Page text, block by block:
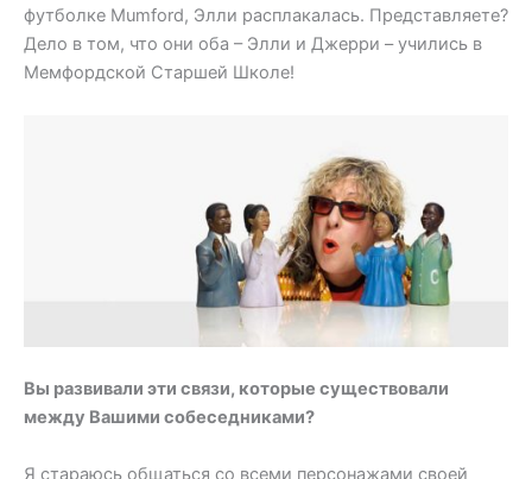
футболке Mumford, Элли расплакалась. Представляете?
Дело в том, что они оба – Элли и Джерри – учились в
Мемфордской Старшей Школе!
Вы развивали эти связи, которые существовали
между Вашими собеседниками?
Я стараюсь общаться со всеми персонажами своей